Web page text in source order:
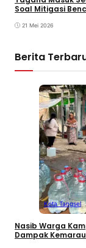
Soal Mitigasi
21 Mei 2026
Berita
Kota Tangsel
Nasib Warga
Dampak Kemarau